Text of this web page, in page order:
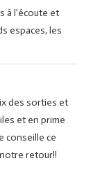
à l'écoute et
espaces, les
des sorties et
et en prime
conseille ce
retour!!